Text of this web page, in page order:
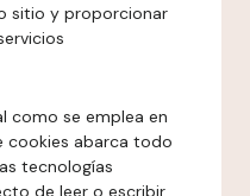
sitio y proporcionar
como se emplea en
cookies abarca todo
tecnologías
de leer o escribir